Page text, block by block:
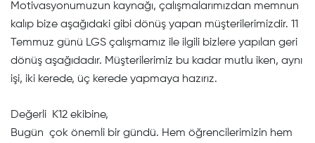
Motivasyonumuzun kaynağı, çalışmalarımızdan memnun
kalıp bize aşağıdaki gibi dönüş yapan müşterilerimizdir. 11
Temmuz günü LGS çalışmamız ile ilgili bizlere yapılan geri
dönüş aşağıdadır. Müşterilerimiz bu kadar mutlu iken, aynı
işi, iki kerede, üç kerede yapmaya hazırız.
Değerli K12 ekibine,
Bugün çok önemli bir gündü. Hem öğrencilerimizin hem